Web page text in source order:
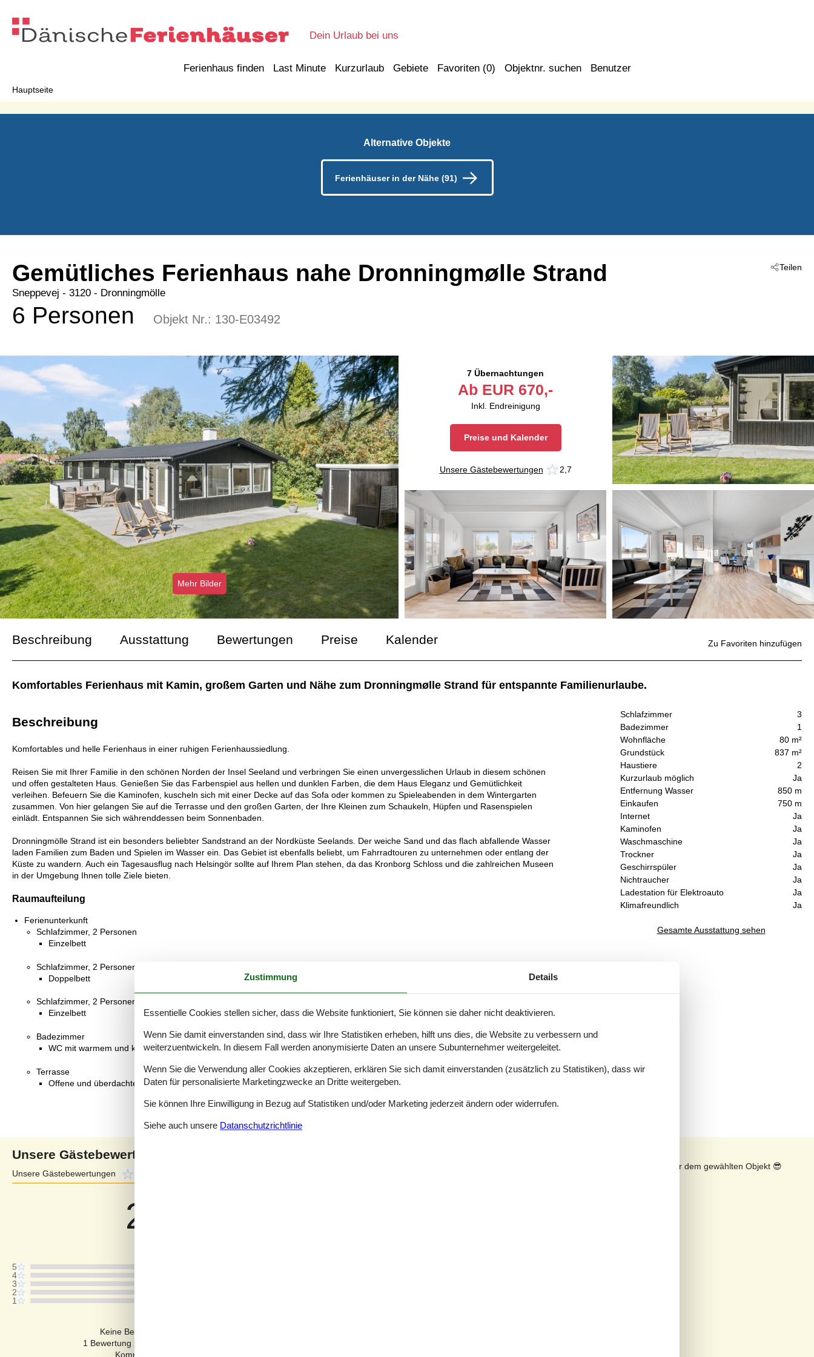
Dein Urlaub bei uns
Ferienhaus finden Last Minute Kurzurlaub Gebiete Favoriten (0) Objektnr. suchen Benutzer
Hauptseite
Alternative Objekte
Ferienhäuser in der Nähe (91)
Teilen
Gemütliches Ferienhaus nahe Dronningmølle Strand
Sneppevej - 3120 - Dronningmölle
6 Personen Objekt Nr.: 130-E03492
Mehr Bilder
7 Übernachtungen
Ab EUR 670,-
Inkl. Endreinigung
Preise und Kalender
Unsere Gästebewertungen 2,7
Beschreibung Ausstattung Bewertungen Preise Kalender
Komfortables Ferienhaus mit Kamin, großem Garten und Nähe zum Dronningmølle Strand für entspannte Familienurlaube.
Schlafzimmer
3
Badezimmer
1
Wohnfläche
80 m²
Grundstück
837 m²
Haustiere
2
Kurzurlaub möglich
Ja
Entfernung Wasser
850 m
Einkaufen
750 m
Internet
Ja
Kaminofen
Ja
Waschmaschine
Ja
Trockner
Ja
Geschirrspüler
Ja
Nichtraucher
Ja
Ladestation für Elektroauto
Ja
Klimafreundlich
Ja
Gesamte Ausstattung sehen
Zu Favoriten hinzufügen
Beschreibung
Komfortables und helle Ferienhaus in einer ruhigen Ferienhaussiedlung.
Reisen Sie mit Ihrer Familie in den schönen Norden der Insel Seeland und verbringen Sie einen unvergesslichen Urlaub in diesem schönen
und offen gestalteten Haus. Genießen Sie das Farbenspiel aus hellen und dunklen Farben, die dem Haus Eleganz und Gemütlichkeit
verleihen. Befeuern Sie die Kaminofen, kuscheln sich mit einer Decke auf das Sofa oder kommen zu Spieleabenden in dem Wintergarten
zusammen. Von hier gelangen Sie auf die Terrasse und den großen Garten, der Ihre Kleinen zum Schaukeln, Hüpfen und Rasenspielen
einlädt. Entspannen Sie sich währenddessen beim Sonnenbaden.
Dronningmölle Strand ist ein besonders beliebter Sandstrand an der Nordküste Seelands. Der weiche Sand und das flach abfallende Wasser
laden Familien zum Baden und Spielen im Wasser ein. Das Gebiet ist ebenfalls beliebt, um Fahrradtouren zu unternehmen oder entlang der
Küste zu wandern. Auch ein Tagesausflug nach Helsingör sollte auf Ihrem Plan stehen, da das Kronborg Schloss und die zahlreichen Museen
in der Umgebung Ihnen tolle Ziele bieten.
Raumaufteilung
Ferienunterkunft
Schlafzimmer, 2 Personen
Einzelbett
Schlafzimmer, 2 Personen
Doppelbett
Schlafzimmer, 2 Personen
Einzelbett
Badezimmer
WC mit warmem und kaltem Wasser, Dusche
Terrasse
Offene und überdachte Terrasse
Unsere Gästebewertungen
Unsere Gästebewertungen
2,7
5
4
3
2
1
Keine Bewertungen haben Kommentare auf Deutsch
1 Bewertung hat einen Kommentar in einer anderen Sprache.
Sonnenstand über dem gewählten Objekt 😎
Zustimmung Details
Essentielle Cookies stellen sicher, dass die Website funktioniert, Sie können sie daher nicht deaktivieren.
Wenn Sie damit einverstanden sind, dass wir Ihre Statistiken erheben, hilft uns dies, die Website zu verbessern und
weiterzuentwickeln. In diesem Fall werden anonymisierte Daten an unsere Subunternehmer weitergeleitet.
Wenn Sie die Verwendung aller Cookies akzeptieren, erklären Sie sich damit einverstanden (zusätzlich zu Statistiken), dass wir
Daten für personalisierte Marketingzwecke an Dritte weitergeben.
Sie können Ihre Einwilligung in Bezug auf Statistiken und/oder Marketing jederzeit ändern oder widerrufen.
Siehe auch unsere Datanschutzrichtlinie